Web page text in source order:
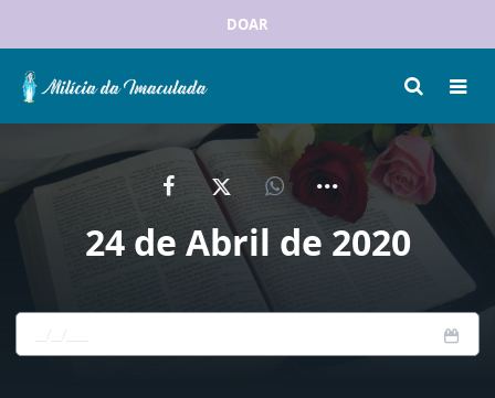
DOAR
24 de Abril de 2020